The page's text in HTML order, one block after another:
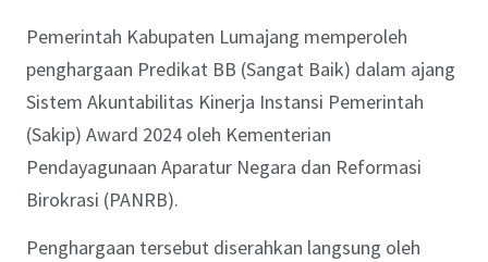
Pemerintah Kabupaten Lumajang memperoleh
penghargaan Predikat BB (Sangat Baik) dalam ajang
Sistem Akuntabilitas Kinerja Instansi Pemerintah
(Sakip) Award 2024 oleh Kementerian
Pendayagunaan Aparatur Negara dan Reformasi
Birokrasi (PANRB).
Penghargaan tersebut diserahkan langsung oleh